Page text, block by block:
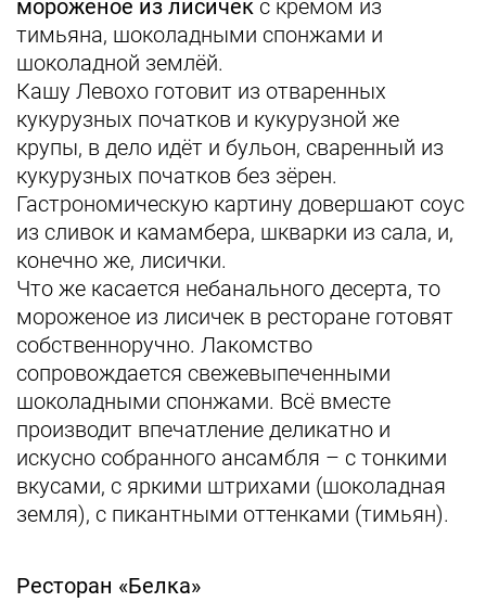
мороженое из лисичек с кремом из
тимьяна, шоколадными спонжами и
шоколадной землёй.
Кашу Левохо готовит из отваренных
кукурузных початков и кукурузной же
крупы, в дело идёт и бульон, сваренный из
кукурузных початков без зёрен.
Гастрономическую картину довершают соус
из сливок и камамбера, шкварки из сала, и,
конечно же, лисички.
Что же касается небанального десерта, то
мороженое из лисичек в ресторане готовят
собственноручно. Лакомство
сопровождается свежевыпеченными
шоколадными спонжами. Всё вместе
производит впечатление деликатно и
искусно собранного ансамбля – с тонкими
вкусами, с яркими штрихами (шоколадная
земля), с пикантными оттенками (тимьян).
Ресторан «Белка»